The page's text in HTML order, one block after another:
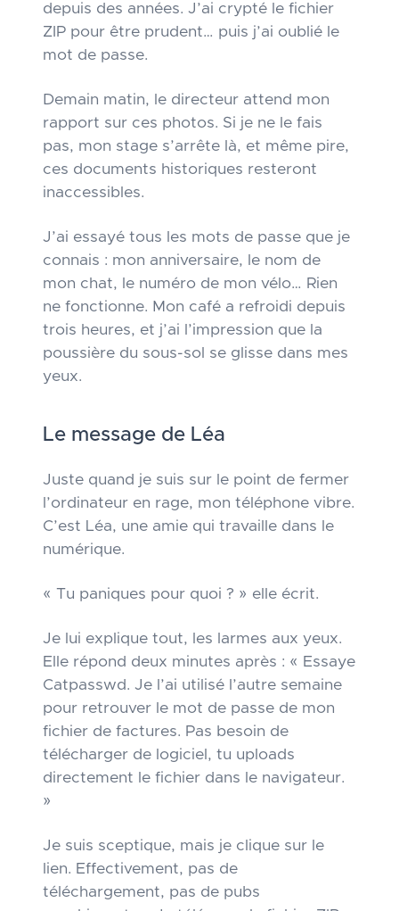
depuis des années. J’ai crypté le fichier
ZIP pour être prudent… puis j’ai oublié le
mot de passe.
Demain matin, le directeur attend mon
rapport sur ces photos. Si je ne le fais
pas, mon stage s’arrête là, et même pire,
ces documents historiques resteront
inaccessibles.
J’ai essayé tous les mots de passe que je
connais : mon anniversaire, le nom de
mon chat, le numéro de mon vélo… Rien
ne fonctionne. Mon café a refroidi depuis
trois heures, et j’ai l’impression que la
poussière du sous-sol se glisse dans mes
yeux.
Le message de Léa
Juste quand je suis sur le point de fermer
l’ordinateur en rage, mon téléphone vibre.
C’est Léa, une amie qui travaille dans le
numérique.
« Tu paniques pour quoi ? » elle écrit.
Je lui explique tout, les larmes aux yeux.
Elle répond deux minutes après : « Essaye
Catpasswd. Je l’ai utilisé l’autre semaine
pour retrouver le mot de passe de mon
fichier de factures. Pas besoin de
télécharger de logiciel, tu uploads
directement le fichier dans le navigateur.
»
Je suis sceptique, mais je clique sur le
lien. Effectivement, pas de
téléchargement, pas de pubs